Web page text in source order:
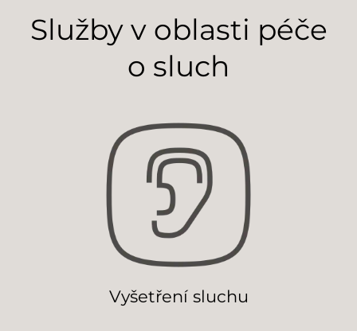
Služby v oblasti péče
o sluch
Vyšetření sluchu